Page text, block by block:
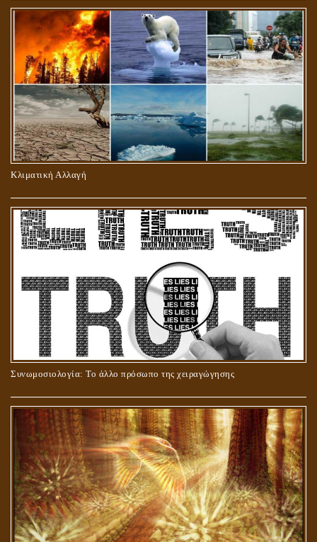
Κλιματική Αλλαγή
Συνωμοσιολογία: Το άλλο πρόσωπο της χειραγώγησης
ΠΕΡΙ ΠΡΟΣΕΥΧΗΣ, ΝΗΣΤΕΙΑΣ ΚΑΙ ΕΛΕΗΜΟΣΥΝΗΣ
ΣΤΑΥΡΩΣΗ ΤΟΥ ΧΡΙΣΤΟΥ: ΜΥΘΟΣ Ή ΠΡΑΓΜΑΤΙΚΟΤΗΤΑ;